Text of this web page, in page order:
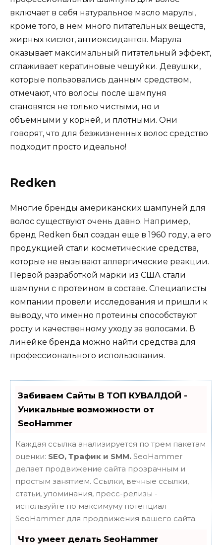
включает в себя натуральное масло марулы,
кроме того, в нем много питательных веществ,
жирных кислот, антиоксидантов. Марула
оказывает максимальный питательный эффект,
сглаживает кератиновые чешуйки. Девушки,
которые пользовались данным средством,
отмечают, что волосы после шампуня
становятся не только чистыми, но и
объемными у корней, и плотными. Они
говорят, что для безжизненных волос средство
подходит просто идеально!
Redken
Многие бренды американских шампуней для
волос существуют очень давно. Например,
бренд Redken был создан еще в 1960 году, а его
продукцией стали косметические средства,
которые не вызывают аллергические реакции.
Первой разработкой марки из США стали
шампуни с протеином в составе. Специалисты
компании провели исследования и пришли к
выводу, что именно протеины способствуют
росту и качественному уходу за волосами. В
линейке бренда можно найти средства для
профессионального использования.
Забиваем Сайты В ТОП КУВАЛДОЙ -
Уникальные возможности от
SeoHammer
Каждая ссылка анализируется по трем пакетам
оценки: SEO, Трафик и SMM. SeoHammer
делает продвижение сайта прозрачным и
простым занятием. Ссылки, вечные ссылки,
статьи, упоминания, пресс-релизы -
используйте по максимуму потенциал
SeoHammer для продвижения вашего сайта.
Что умеет делать SeoHammer